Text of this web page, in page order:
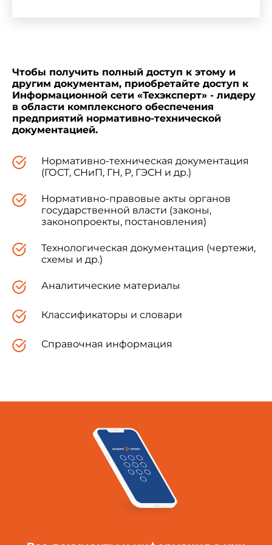
документации на трубы конкретных типов.
Стандарт не распространяется на
водопропускные трубы, укладываемые под
насыпями автомобильных и железных дорог, и
пояснения приведены в справочном
приложении.
2. Трубы в зависимости от расчетного
режима работы транспортируемой жидкости в
напорные.
2.1. Безнапорные трубы подразделяют на
- цилиндрические раструбные с круглым
втулочного конца трубы и стыковыми
- то же, с подошвой;
- цилиндрические раструбные с круглым
Чтобы получить полный доступ к этому и
другим документам, приобретайте доступ к
Информационной сети «Техэксперт» - лидеру
в области комплексного обеспечения
предприятий нормативно-технической
документацией.
Нормативно-техническая документация
(ГОСТ, СНиП, ГН, Р, ГЭСН и др.)
Нормативно-правовые акты органов
государственной власти (законы,
законопроекты, постановления)
Технологическая документация (чертежи,
схемы и др.)
Аналитические материалы
Классификаторы и словари
Справочная информация